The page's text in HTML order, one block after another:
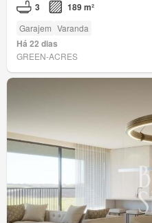
3 189 m²
Garajem Varanda
Há 22 dias
GREEN-ACRES